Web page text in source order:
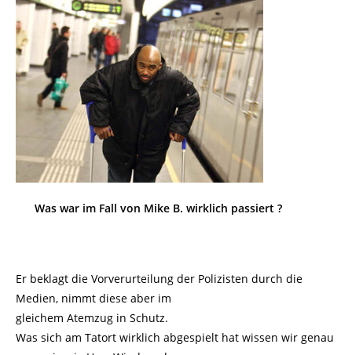
Was war im Fall von Mike B. wirklich passiert ?
Er beklagt die Vorverurteilung der Polizisten durch die
Medien, nimmt diese aber im
gleichem Atemzug in Schutz.
Was sich am Tatort wirklich abgespielt hat wissen wir genau